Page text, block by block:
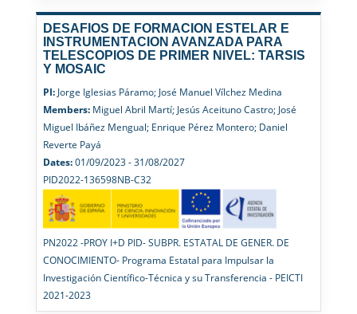
DESAFIOS DE FORMACION ESTELAR E
INSTRUMENTACION AVANZADA PARA
TELESCOPIOS DE PRIMER NIVEL: TARSIS
Y MOSAIC
PI:Jorge Iglesias Páramo; José Manuel Vílchez Medina
Members:Miguel Abril Martí; Jesús Aceituno Castro; José
Miguel Ibáñez Mengual; Enrique Pérez Montero; Daniel
Reverte Payá
Dates:01/09/2023 - 31/08/2027
PID2022-136598NB-C32
PN2022 -PROY I+D PID- SUBPR. ESTATAL DE GENER. DE
CONOCIMIENTO- Programa Estatal para Impulsar la
Investigación Científico-Técnica y su Transferencia - PEICTI
2021-2023